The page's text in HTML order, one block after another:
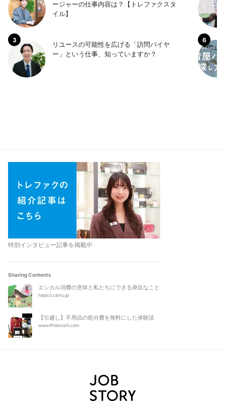
ージャーの仕事内容は？【トレファクスタ
イル】
リユースの可能性を広げる「訪問バイヤ
ー」という仕事、知っていますか？
特別インタビュー記事を掲載中
Sharing Contents
エシカル消費の意味と私たちにできる身近なこと
hapico.cariru.jp
【引越し】不用品の処分費を無料にした体験談
www.tfhikkoshi.com